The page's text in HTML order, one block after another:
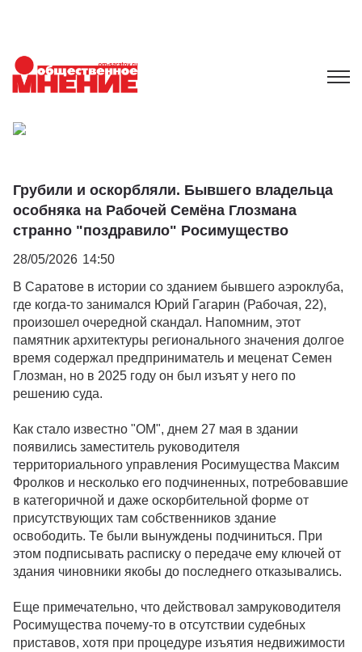
Грубили и оскорбляли. Бывшего владельца
особняка на Рабочей Семёна Глозмана
странно "поздравило" Росимущество
28/05/2026 14:50
В Саратове в истории со зданием бывшего аэроклуба,
где когда-то занимался Юрий Гагарин (Рабочая, 22),
произошел очередной скандал. Напомним, этот
памятник архитектуры регионального значения долгое
время содержал предприниматель и меценат Семен
Глозман, но в 2025 году он был изъят у него по
решению суда.
Как стало известно "ОМ", днем 27 мая в здании
появились заместитель руководителя
территориального управления Росимущества Максим
Фролков и несколько его подчиненных, потребовавшие
в категоричной и даже оскорбительной форме от
присутствующих там собственников здание
освободить. Те были вынуждены подчиниться. При
этом подписывать расписку о передаче ему ключей от
здания чиновники якобы до последнего отказывались.
Еще примечательно, что действовал замруководителя
Росимущества почему-то в отсутствии судебных
приставов, хотя при процедуре изъятия недвижимости